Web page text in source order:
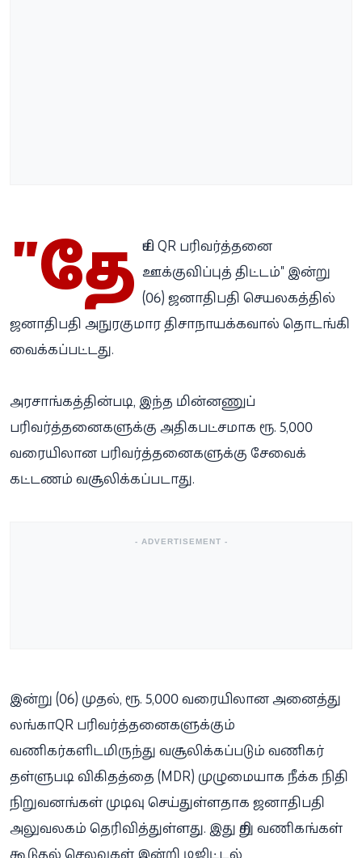
"தே சிய QR பரிவர்த்தனை
ஊக்குவிப்புத் திட்டம்" இன்று
(06) ஜனாதிபதி செயலகத்தில்
ஜனாதிபதி அநுரகுமார திசாநாயக்கவால் தொடங்கி
வைக்கப்பட்டது.
அரசாங்கத்தின்படி, இந்த மின்னணுப்
பரிவர்த்தனைகளுக்கு அதிகபட்சமாக ரூ. 5,000
வரையிலான பரிவர்த்தனைகளுக்கு சேவைக்
கட்டணம் வசூலிக்கப்படாது.
- ADVERTISEMENT -
இன்று (06) முதல், ரூ. 5,000 வரையிலான அனைத்து
லங்காQR பரிவர்த்தனைகளுக்கும்
வணிகர்களிடமிருந்து வசூலிக்கப்படும் வணிகர்
தள்ளுபடி விகிதத்தை (MDR) முழுமையாக நீக்க நிதி
நிறுவனங்கள் முடிவு செய்துள்ளதாக ஜனாதிபதி
அலுவலகம் தெரிவித்துள்ளது. இது சிறு வணிகங்கள்
கூடுதல் செலவுகள் இன்றி டிஜிட்டல்